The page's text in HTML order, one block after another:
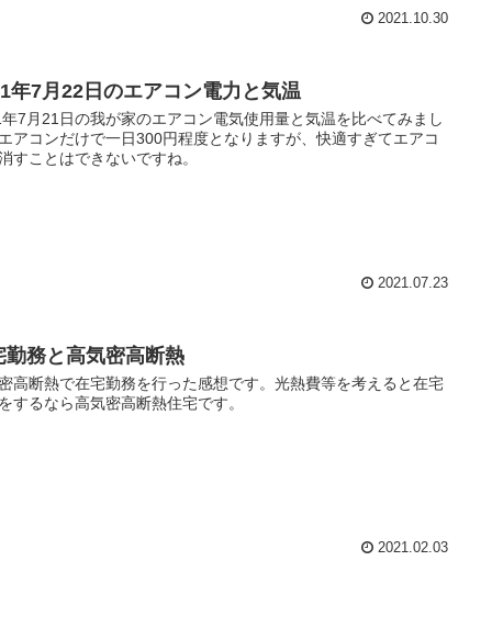
2021.10.30
年7月22日のエアコン電力と気温
7月21日の我が家のエアコン電気使用量と気温を比べてみまし
アコンだけで一日300円程度となりますが、快適すぎてエアコ
すことはできないですね。
2021.07.23
勤務と高気密高断熱
高断熱で在宅勤務を行った感想です。光熱費等を考えると在宅
するなら高気密高断熱住宅です。
2021.02.03